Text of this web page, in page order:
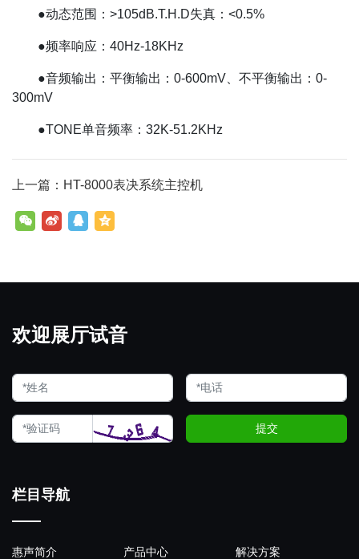
●动态范围：>105dB.T.H.D失真：<0.5%
●频率响应：40Hz-18KHz
●音频输出：平衡输出：0-600mV、不平衡输出：0-
300mV
●TONE单音频率：32K-51.2KHz
上一篇：HT-8000表决系统主控机
欢迎展厅试音
提交
栏目导航
惠声简介 产品中心 解决方案